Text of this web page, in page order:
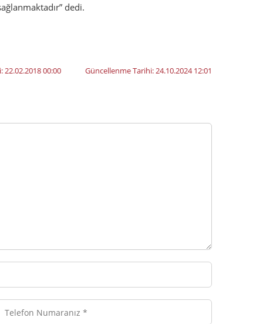
dedi.
Güncellenme Tarihi:24.10.2024 12:01
22.02.2018 00:00